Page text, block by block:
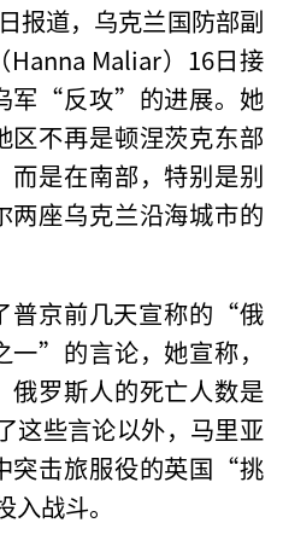
报道，乌克兰国防部副
Maliar）16日接
军“反攻”的进展。她
区不再是顿涅茨克东部
而是在南部，特别是别
两座乌克兰沿海城市的
普京前几天宣称的“俄
”的言论，她宣称，
俄罗斯人的死亡人数是
这些言论以外，马里亚
突击旅服役的英国“挑
战斗。